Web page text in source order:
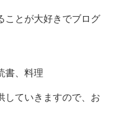
ことが大好きでブログ
書、料理
していきますので、お